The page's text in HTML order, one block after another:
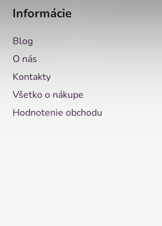
Informácie
Blog
O nás
Kontakty
Všetko o nákupe
Hodnotenie obchodu